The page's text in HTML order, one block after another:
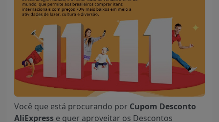
Você que está procurando por Cupom Desconto
AliExpress e quer aproveitar os Descontos